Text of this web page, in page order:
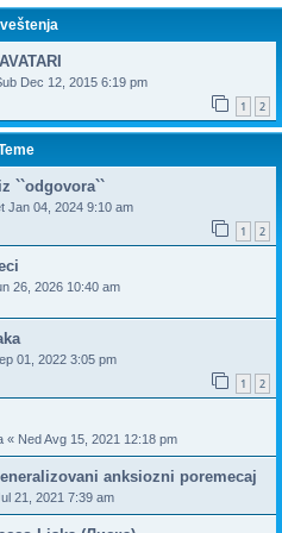
Dec 12, 2015 6:19 pm
1 2
``odgovora``
Jan 04, 2024 9:10 am
1 2
26, 2026 10:40 am
01, 2022 3:05 pm
1 2
« Ned Avg 15, 2021 12:18 pm
anksiozni poremecaj
21, 2021 7:39 am